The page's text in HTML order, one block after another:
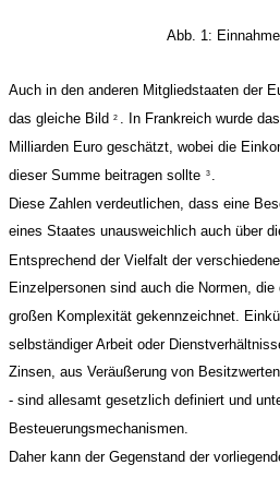
Abb. 1:
Auch in den anderen Mitgliedstaaten der
das gleiche Bild 2 . In Frankreich wurde
Milliarden Euro geschätzt, wobei die
dieser Summe beitragen sollte 3 .
Diese Zahlen verdeutlichen, dass eine
eines Staates unausweichlich auch über
Entsprechend der Vielfalt der
Einzelpersonen sind auch die Normen,
großen Komplexität gekennzeichnet.
selbständiger Arbeit oder
Zinsen, aus Veräußerung von
- sind allesamt gesetzlich definiert und
Besteuerungsmechanismen.
Daher kann der Gegenstand der